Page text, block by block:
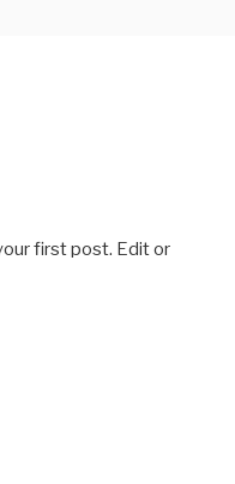
first post. Edit or